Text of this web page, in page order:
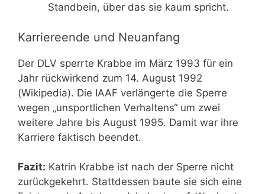
Standbein, über das sie kaum spricht.
Karriereende und Neuanfang
Der DLV sperrte Krabbe im März 1993 für ein
Jahr rückwirkend zum 14. August 1992
(Wikipedia). Die IAAF verlängerte die Sperre
wegen „unsportlichen Verhaltens“ um zwei
weitere Jahre bis August 1995. Damit war ihre
Karriere faktisch beendet.
Fazit: Katrin Krabbe ist nach der Sperre nicht
zurückgekehrt. Stattdessen baute sie sich eine